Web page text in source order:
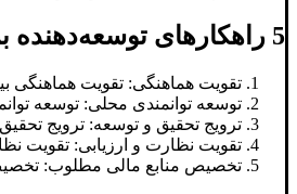
5 راهکارهای توسعه‌دهنده برای حل مشکلات ساختار مدیریت زباله‌ های شهری و صنعتی
تقویت هماهنگی: تقویت هماهنگی
توسعه توانمندی محلی: توسعه
ترویج تحقیق و توسعه: ترویج
تقویت نظارت و ارزیابی: تقویت
تخصیص منابع مالی مطلوب: